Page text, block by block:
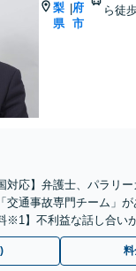
梨
県
|府
市
ら徒
対応】弁護士、パラリ
交通事故専門チーム」
※1】不利益な話し合い
料